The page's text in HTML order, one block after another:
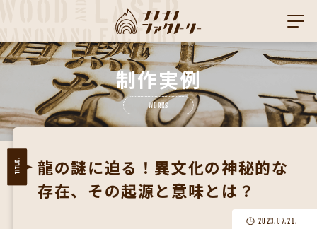
制作実例
WORKS
龍の謎に迫る！異文化の神秘的な
存在、その起源と意味とは？
2023.07.21.